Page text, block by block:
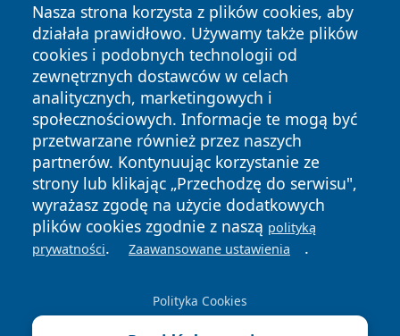
Nasza strona korzysta z plików cookies, aby
działała prawidłowo. Używamy także plików
cookies i podobnych technologii od
zewnętrznych dostawców w celach
analitycznych, marketingowych i
społecznościowych. Informacje te mogą być
przetwarzane również przez naszych
partnerów. Kontynuując korzystanie ze
strony lub klikając „Przechodzę do serwisu",
wyrażasz zgodę na użycie dodatkowych
plików cookies zgodnie z naszą polityką
prywatności. Zaawansowane ustawienia .
Polityka Cookies
Copyright © 2026 naszkedzierzyn.pl Wszystkie prawa
zastrzeżone.
News Autorzy
Polityka
Prywatności
Polityka
Cookies